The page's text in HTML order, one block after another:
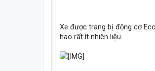
Xe được trang bị động cơ
hao rất ít nhiên liệu.